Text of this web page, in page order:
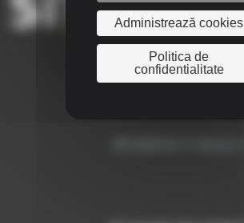
Administrează cookies
Politica de
confidentialitate